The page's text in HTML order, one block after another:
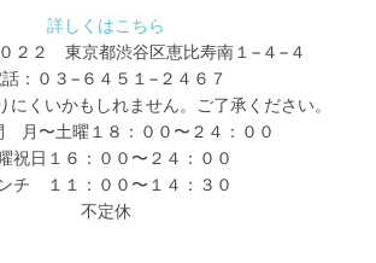
詳しくはこちら
２２ 東京都渋谷区恵比寿南１−４−４
話：０３−６４５１−２４６７
にくいかもしれません。ご了承ください。
月〜土曜１８：００〜２４：００
祝日１６：００〜２４：００
チ １１：００〜１４：３０
不定休